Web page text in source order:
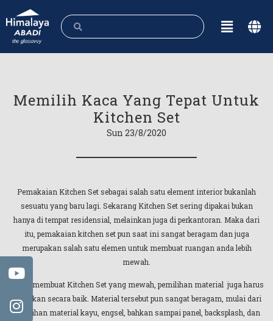
Memilih Kaca Yang Tepat Untuk
Kitchen Set
Sun 23/8/2020
Pemakaian Kitchen Set sebagai salah satu element interior bukanlah
sesuatu yang baru lagi. Sekarang Kitchen Set sering dipakai bukan
hanya di tempat residensial, melainkan juga di perkantoran. Maka dari
itu, pemakaian kitchen set pun saat ini sangat beragam dan juga
merupakan salah satu elemen untuk membuat ruangan anda lebih
mewah.
Untuk membuat Kitchen Set yang mewah, pemilihan material juga harus
difikirkan secara baik. Material tersebut pun sangat beragam, mulai dari
pemilihan material kayu, engsel, bahkan sampai panel, backsplash, dan